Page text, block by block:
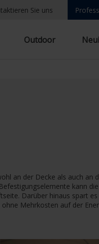
Sie uns
Outdoor
an der Decke als auch an
kann
Darüber hinaus spart
Mehrkosten auf der